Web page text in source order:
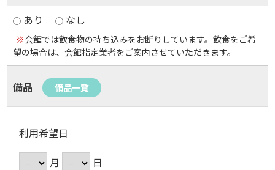
あり
なし
※会館では飲食物の持ち込みをお断りしています。飲食をご希
望の場合は、会館指定業者をご案内させていただきます。
備品 備品一覧
利用希望日
月
日